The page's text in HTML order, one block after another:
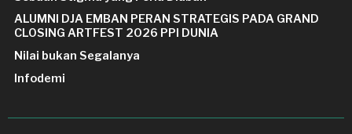
ALUMNI DJA EMBAN PERAN STRATEGIS PADA GRAND
CLOSING ARTFEST 2026 PPI DUNIA
Nilai bukan Segalanya
Infodemi